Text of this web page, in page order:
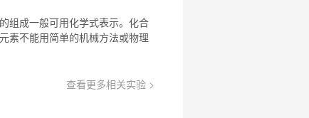
的组成一般可用化学式表示。 化合
素不能用简单的机械方法或物理
查看更多相关实验 >